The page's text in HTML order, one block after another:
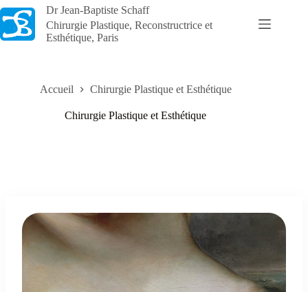
Passer
au
contenu
Dr Jean-Baptiste Schaff
Chirurgie Plastique, Reconstructrice et
Esthétique, Paris
Accueil Chirurgie Plastique et Esthétique
Chirurgie Plastique et Esthétique